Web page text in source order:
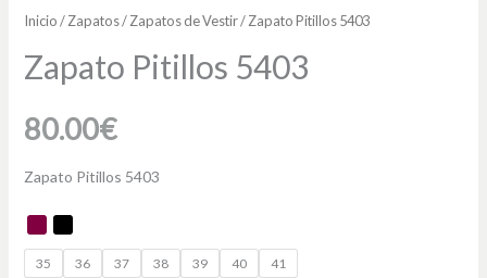
Inicio/Zapatos/Zapatos de Vestir/ Zapato Pitillos 5403
Zapato Pitillos 5403
80.00€
Zapato Pitillos 5403
35 36 37 38 39 40 41